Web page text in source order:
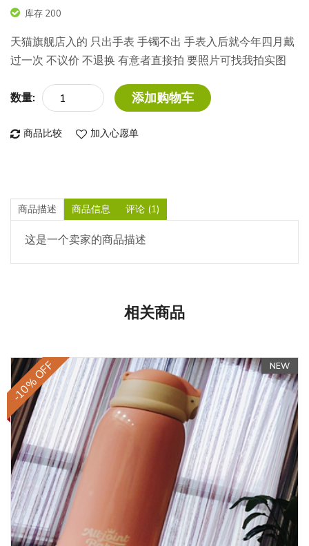
库存 200
天猫旗舰店入的 只出手表 手镯不出 手表入后就今年四月戴
过一次 不议价 不退换 有意者直接拍 要照片可找我拍实图
数量: 添加购物车
商品比较 加入心愿单
商品描述 商品信息 评论 (1)
这是一个卖家的商品描述
相关商品
NEW
-10% OFF